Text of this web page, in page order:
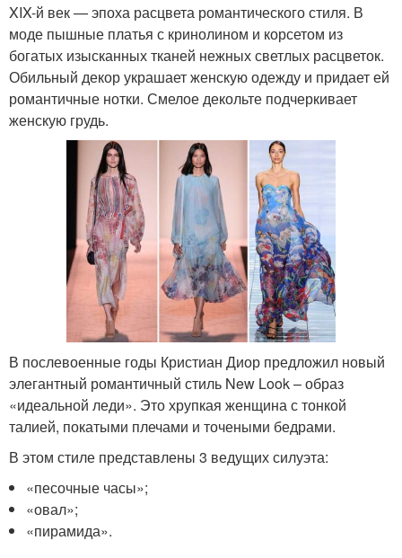
XIX-й век — эпоха расцвета романтического стиля. В
моде пышные платья с кринолином и корсетом из
богатых изысканных тканей нежных светлых расцветок.
Обильный декор украшает женскую одежду и придает ей
романтичные нотки. Смелое декольте подчеркивает
женскую грудь.
В послевоенные годы Кристиан Диор предложил новый
элегантный романтичный стиль New Look – образ
«идеальной леди». Это хрупкая женщина с тонкой
талией, покатыми плечами и точеными бедрами.
В этом стиле представлены 3 ведущих силуэта:
«песочные часы»;
«овал»;
«пирамида».